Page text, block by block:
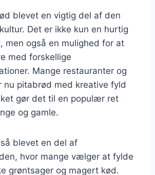
blevet en vigtig del af den
Det er ikke kun en hurtig
men også en mulighed for at
med forskellige
Mange restauranter og
nu pitabrød med kreative fyld
gør det til en populær ret
og gamle.
blevet en del af
hvor mange vælger at fylde
grøntsager og magert kød.